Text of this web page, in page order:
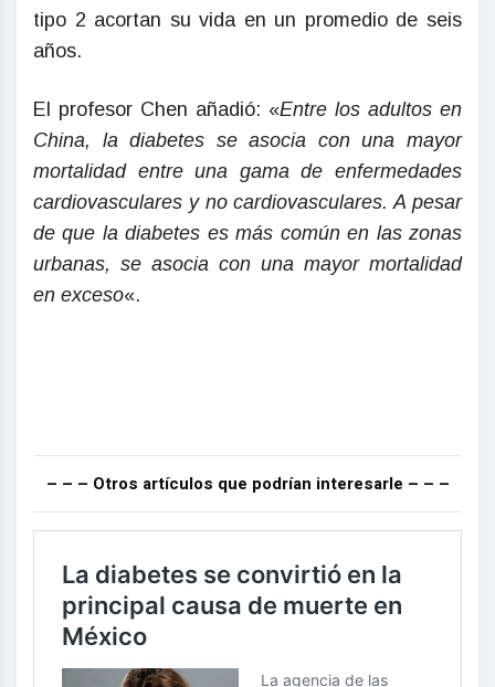
tipo 2 acortan su vida en un promedio de seis
años.
El profesor Chen añadió: «Entre los adultos en
China, la diabetes se asocia con una mayor
mortalidad entre una gama de enfermedades
cardiovasculares y no cardiovasculares. A pesar
de que la diabetes es más común en las zonas
urbanas, se asocia con una mayor mortalidad
en exceso«.
– – – Otros artículos que podrían interesarle – – –